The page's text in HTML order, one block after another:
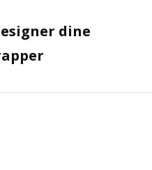
dine